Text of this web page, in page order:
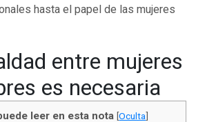
hasta el papel de las mujeres
entre mujeres
es necesaria
leer en esta nota [Oculta]